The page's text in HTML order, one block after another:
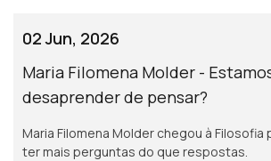
irritada».
02 Jun, 2026
Maria Filomena Molder -
desaprender de pensar?
Maria Filomena Molder chegou à Filosofia
ter mais perguntas do que respostas.